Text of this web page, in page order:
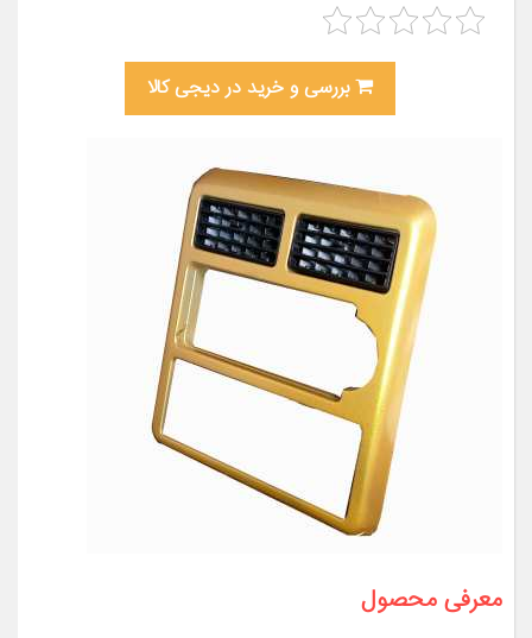
بررسی و خرید در دیجی کالا
معرفی محصول